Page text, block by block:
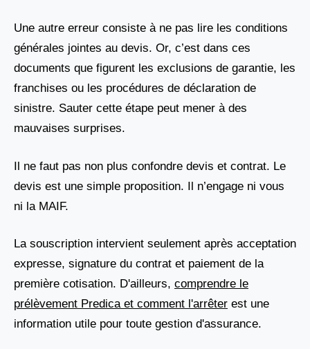
Une autre erreur consiste à ne pas lire les conditions
générales jointes au devis. Or, c’est dans ces
documents que figurent les exclusions de garantie, les
franchises ou les procédures de déclaration de
sinistre. Sauter cette étape peut mener à des
mauvaises surprises.
Il ne faut pas non plus confondre devis et contrat. Le
devis est une simple proposition. Il n’engage ni vous
ni la MAIF.
La souscription intervient seulement après acceptation
expresse, signature du contrat et paiement de la
première cotisation. D'ailleurs, comprendre le
prélèvement Predica et comment l'arrêter est une
information utile pour toute gestion d'assurance.